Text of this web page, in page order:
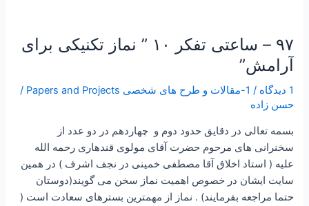
۹۷ – ساعتی تفکر ۱۰ ” نماز تکنیکی برای
آرامش”
1 دیدگاه / 1-مقالات و طرح های شخصی Papers and Projects
/
حسن زاده
بسمه تعالی در دقایق حدود دوم و چهاردهم در دو عدد از
سخنرانی های مرحوم حضرت آقای مولوی قندهاری رحمه الله
علیه ( استاد اخلاق آقا مصطفی خمینی در نجف اشرف ) در همین
سایت ایشان در خصوص اهمیت نماز سخن می گویند(دوستان
حتما مراجعه بفرمایند) . نماز از مهمترین بسترهای سعادت است (
۹۷
–
ساعتی
تفکر
۱۰
تکنیکی
برای
آرامش”